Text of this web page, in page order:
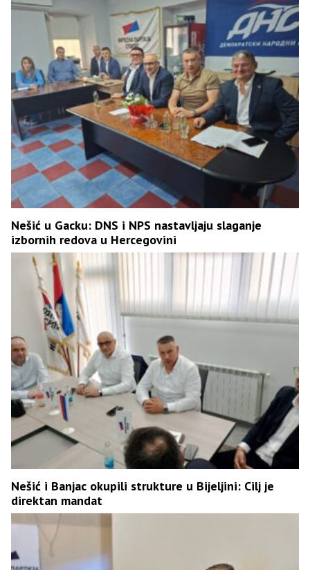
Nešić u Gacku: DNS i NPS nastavljaju slaganje
izbornih redova u Hercegovini
Nešić i Banjac okupili strukture u Bijeljini: Cilj je
direktan mandat